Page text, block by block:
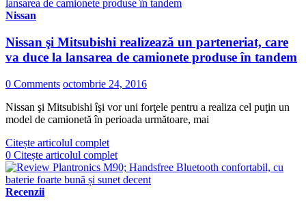
Nissan
Nissan şi Mitsubishi realizează un parteneriat, care
va duce la lansarea de camionete produse în tandem
0 Comments octombrie 24, 2016
Nissan şi Mitsubishi îşi vor uni forţele pentru a realiza cel puţin un
model de camionetă în perioada următoare, mai
Citește articolul complet
0 Citește articolul complet
Recenzii